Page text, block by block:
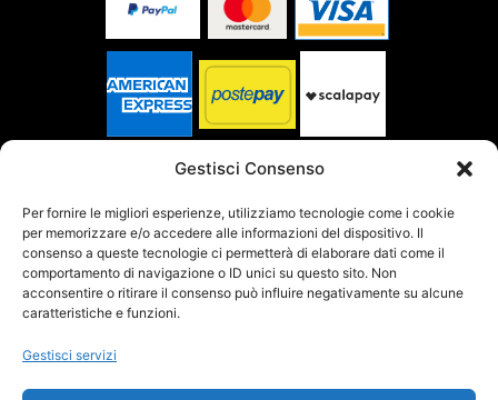
Gestisci Consenso
Per fornire le migliori esperienze, utilizziamo tecnologie come i cookie
per memorizzare e/o accedere alle informazioni del dispositivo. Il
consenso a queste tecnologie ci permetterà di elaborare dati come il
comportamento di navigazione o ID unici su questo sito. Non
acconsentire o ritirare il consenso può influire negativamente su alcune
caratteristiche e funzioni.
Gestisci servizi
SPEDITO DA
SITO CERTIFICATO